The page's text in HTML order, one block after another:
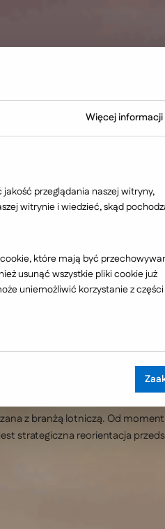
z branżą lotniczą. Od
strategiczna reorientacja
Więcej informacji
przeglądania naszej witryny,
witrynie i wiedzieć, skąd
które mają być
usunąć wszystkie pliki cookie już
uniemożliwić korzystanie z